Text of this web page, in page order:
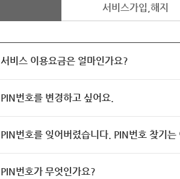
서비스가입,해지
서비스 이용요금은 얼마인가요?
PIN번호를 변경하고 싶어요.
PIN번호를 잊어버렸습니다. PIN번호 찾기는
PIN번호가 무엇인가요?